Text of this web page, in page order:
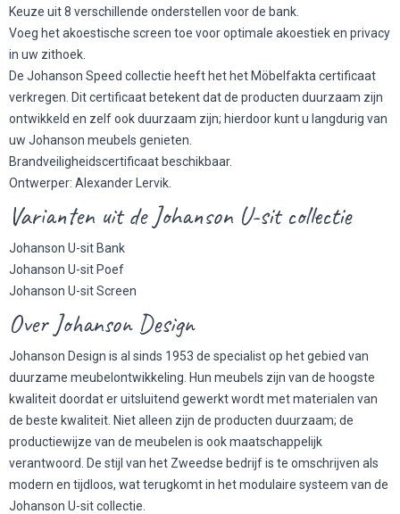
Keuze uit 8 verschillende onderstellen voor de bank.
Voeg het akoestische screen toe voor optimale akoestiek en privacy
in uw zithoek.
De Johanson Speed collectie heeft het het Möbelfakta certificaat
verkregen. Dit certificaat betekent dat de producten duurzaam zijn
ontwikkeld en zelf ook duurzaam zijn; hierdoor kunt u langdurig van
uw Johanson meubels genieten.
Brandveiligheidscertificaat beschikbaar.
Ontwerper: Alexander Lervik.
Varianten uit de Johanson U-sit collectie
Johanson U-sit Bank
Johanson U-sit Poef
Johanson U-sit Screen
Over Johanson Design
Johanson Design is al sinds 1953 de specialist op het gebied van
duurzame meubelontwikkeling. Hun meubels zijn van de hoogste
kwaliteit doordat er uitsluitend gewerkt wordt met materialen van
de beste kwaliteit. Niet alleen zijn de producten duurzaam; de
productiewijze van de meubelen is ook maatschappelijk
verantwoord. De stijl van het Zweedse bedrijf is te omschrijven als
modern en tijdloos, wat terugkomt in het modulaire systeem van de
Johanson U-sit collectie.